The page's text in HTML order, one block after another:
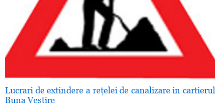
Lucrari de extindere a reţelei de canalizare in cartierul
Buna Vestire